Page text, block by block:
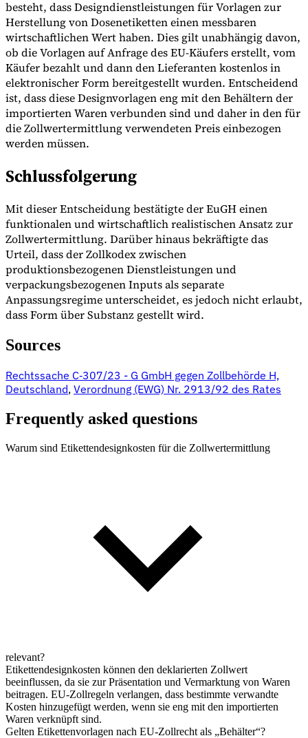
besteht, dass Designdienstleistungen für Vorlagen zur
Herstellung von Dosenetiketten einen messbaren
wirtschaftlichen Wert haben. Dies gilt unabhängig davon,
ob die Vorlagen auf Anfrage des EU-Käufers erstellt, vom
Käufer bezahlt und dann den Lieferanten kostenlos in
elektronischer Form bereitgestellt wurden. Entscheidend
ist, dass diese Designvorlagen eng mit den Behältern der
importierten Waren verbunden sind und daher in den für
die Zollwertermittlung verwendeten Preis einbezogen
werden müssen.
Schlussfolgerung
Mit dieser Entscheidung bestätigte der EuGH einen
funktionalen und wirtschaftlich realistischen Ansatz zur
Zollwertermittlung. Darüber hinaus bekräftigte das
Urteil, dass der Zollkodex zwischen
produktionsbezogenen Dienstleistungen und
verpackungsbezogenen Inputs als separate
Anpassungsregime unterscheidet, es jedoch nicht erlaubt,
dass Form über Substanz gestellt wird.
Sources
Rechtssache C‑307/23 - G GmbH gegen Zollbehörde H,
Deutschland, Verordnung (EWG) Nr. 2913/92 des Rates
Frequently asked questions
Warum sind Etikettendesignkosten für die Zollwertermittlung
relevant?
Etikettendesignkosten können den deklarierten Zollwert
beeinflussen, da sie zur Präsentation und Vermarktung von Waren
beitragen. EU-Zollregeln verlangen, dass bestimmte verwandte
Kosten hinzugefügt werden, wenn sie eng mit den importierten
Waren verknüpft sind.
Gelten Etikettenvorlagen nach EU-Zollrecht als „Behälter“?